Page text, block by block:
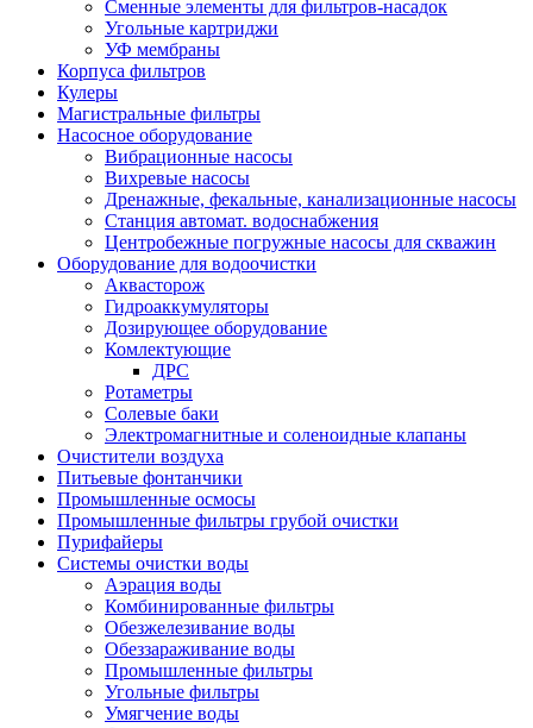
Сменные элементы для фильтров-насадок
Угольные картриджи
УФ мембраны
Корпуса фильтров
Кулеры
Магистральные фильтры
Насосное оборудование
Вибрационные насосы
Вихревые насосы
Дренажные, фекальные, канализационные насосы
Станция автомат. водоснабжения
Центробежные погружные насосы для скважин
Оборудование для водоочистки
Аквасторож
Гидроаккумуляторы
Дозирующее оборудование
Комлектующие
ДРС
Ротаметры
Солевые баки
Электромагнитные и соленоидные клапаны
Очистители воздуха
Питьевые фонтанчики
Промышленные осмосы
Промышленные фильтры грубой очистки
Пурифайеры
Системы очистки воды
Аэрация воды
Комбинированные фильтры
Обезжелезивание воды
Обеззараживание воды
Промышленные фильтры
Угольные фильтры
Умягчение воды